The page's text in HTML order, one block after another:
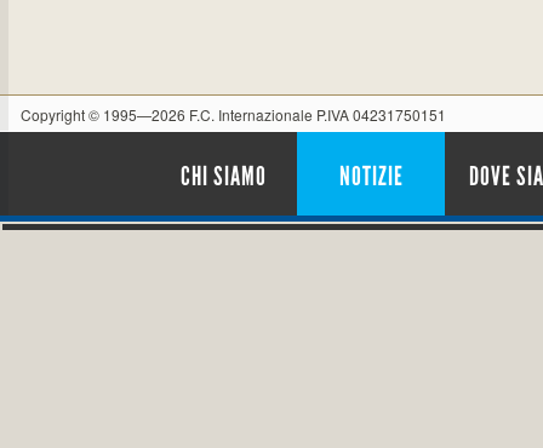
Copyright © 1995—2026 F.C. Internazionale P.IVA 04231750151
CHI SIAMO NOTIZIE DOVE